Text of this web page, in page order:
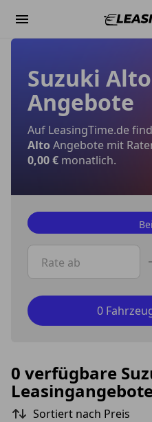
Suzuki
Angebote
Auf LeasingTime.de
Alto Angebote mit
0,00 € monatlich.
Rate ab
0
0 verfügbare
Sortiert nach Preis